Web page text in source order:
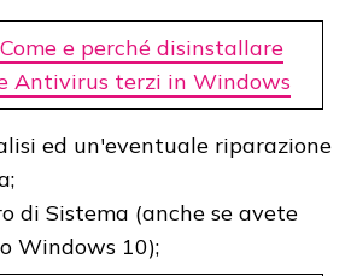
Come e perché disinstallare
Antivirus terzi in Windows
ed un'eventuale riparazione
di Sistema (anche se avete
Windows 10);